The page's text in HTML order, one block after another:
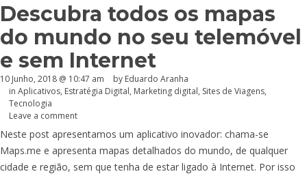
Descubra todos os mapas
do mundo no seu telemóvel
e sem Internet
10 Junho, 2018 @ 10:47 am by Eduardo Aranha
in Aplicativos, Estratégia Digital, Marketing digital, Sites de Viagens,
Tecnologia
Leave a comment
Neste post apresentamos um aplicativo inovador: chama-se
Maps.me e apresenta mapas detalhados do mundo, de qualquer
cidade e região, sem que tenha de estar ligado à Internet. Por isso